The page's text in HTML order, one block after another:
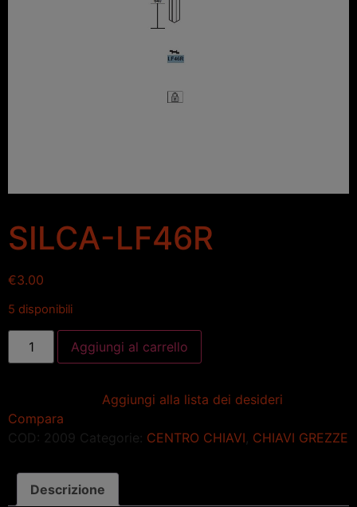
SILCA-LF46R
€3.00
5 disponibili
Aggiungi al carrello
Aggiungi alla lista dei desideri
Compara
COD: 2009 Categorie: CENTRO CHIAVI CHIAVI GREZZE
Descrizione